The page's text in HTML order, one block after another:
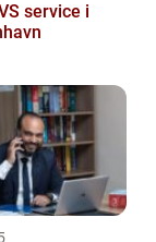
service i